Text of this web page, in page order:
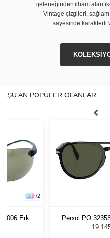
geleneğinden ilham alan
Vintage çizgileri, sağlam
sayesinde karakterli
ŞU AN POPÜLER OLANLAR
+2
Erkek
Persol PO
Güneş